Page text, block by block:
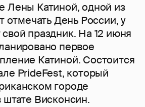
Лены Катиной, одной из
отмечать День России, у
праздник. На 12 июня
первое
Катиной. Состоится
PrideFest, который
городе
Висконсин.